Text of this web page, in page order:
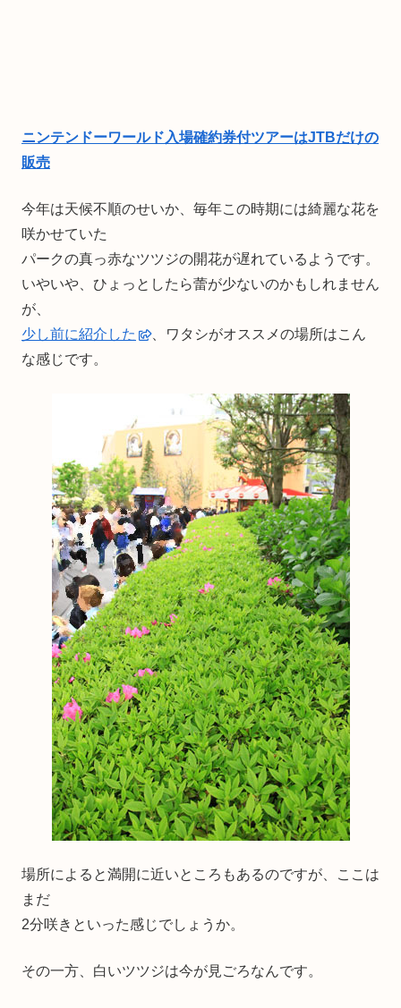
ニンテンドーワールド入場確約券付ツアーはJTBだけの
販売
今年は天候不順のせいか、毎年この時期には綺麗な花を
咲かせていた
パークの真っ赤なツツジの開花が遅れているようです。
いやいや、ひょっとしたら蕾が少ないのかもしれません
が、
少し前に紹介した
、ワタシがオススメの場所はこん
な感じです。
場所によると満開に近いところもあるのですが、ここは
まだ
2分咲きといった感じでしょうか。
その一方、白いツツジは今が見ごろなんです。